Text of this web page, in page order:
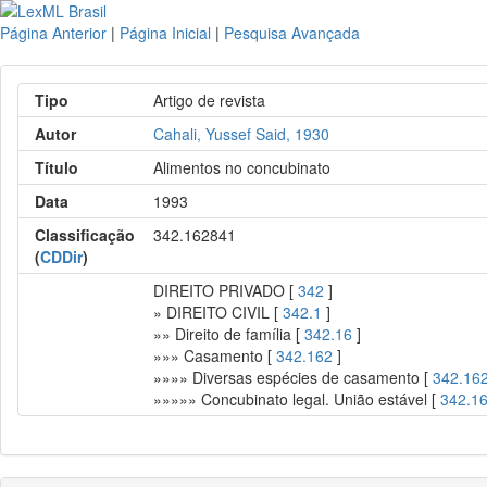
Página Anterior | Página Inicial | Pesquisa Avançada
Tipo
Artigo de revista
Autor
Cahali, Yussef Said, 1930
Título
Alimentos no concubinato
Data
1993
Classificação
(CDDir)
342.162841
DIREITO PRIVADO [342 ]
» DIREITO CIVIL [342.1 ]
»» Direito de família [342.16 ]
»»» Casamento [342.162 ]
»»»» Diversas espécies de casamento [
»»»»» Concubinato legal. União estável [